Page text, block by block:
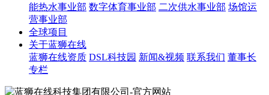
能热水事业部 数字体育事业部 二次供水事业部 场馆运
营事业部
全球项目
关于蓝狮在线
蓝狮在线资质 DSL科技园 新闻&视频 联系我们 董事长
专栏